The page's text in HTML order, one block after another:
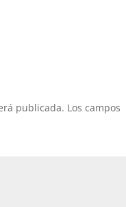
publicada. Los campos